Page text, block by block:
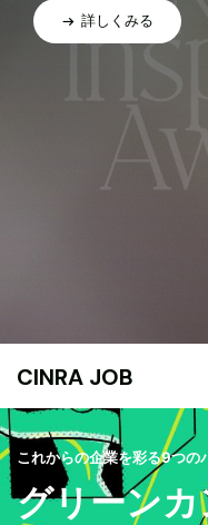
詳しくみる
CINRA JOB
これからの企業を彩る9つの
グリーン